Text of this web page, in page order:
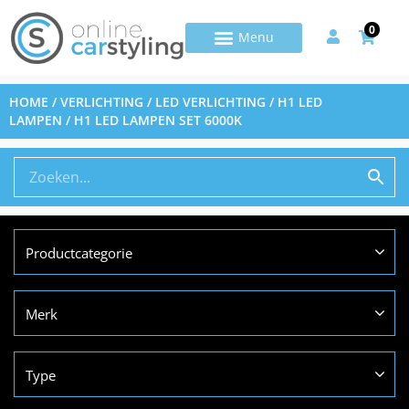
0
HOME /VERLICHTING / LED VERLICHTING / H1 LED
LAMPEN / H1 LED LAMPEN SET 6000K
Productcategorie
Merk
Type